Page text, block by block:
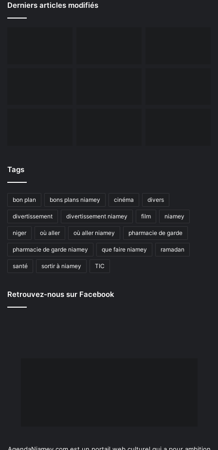
Derniers articles modifiés
Tags
bon plan bons plans niamey cinéma divers
divertissement divertissement niamey film niamey
niger où aller où aller niamey pharmacie de garde
pharmacie de garde niamey que faire niamey ramadan
santé sortir à niamey TIC
Retrouvez-nous sur Facebook